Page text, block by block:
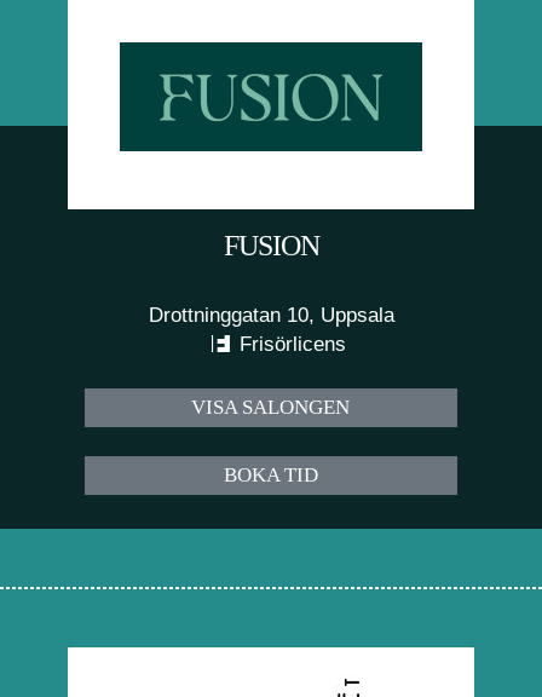
FUSION
Drottninggatan 10, Uppsala
Frisörlicens
VISA SALONGEN
BOKA TID